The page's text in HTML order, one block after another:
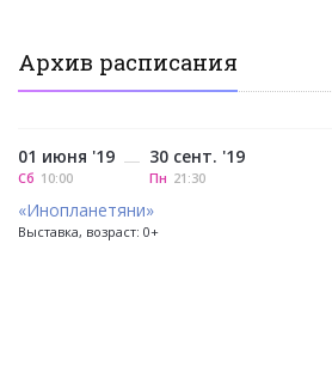
Архив расписания
01 июня '19
Сб 10:00
— 30 сент. '19
Пн 21:30
«Инопланетяни»
Выставка, возраст: 0+